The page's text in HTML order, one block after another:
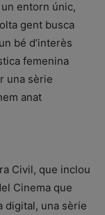
entorn únic,
gent busca
bé d’interès
femenina
una sèrie
anat
Civil, que inclou
Cinema que
digital, una sèrie